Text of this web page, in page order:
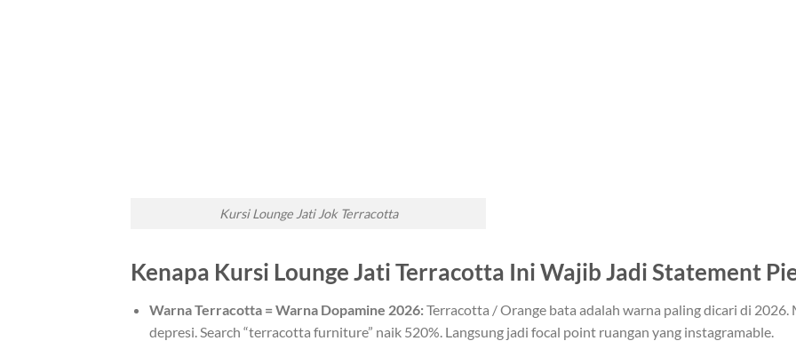
Kursi Lounge Jati Jok Terracotta
Kenapa Kursi Lounge Jati Terracotta Ini Wajib Jadi Statement
Warna Terracotta = Warna Dopamine 2026:Terracotta / Orange bata adalah warna paling dicari di 2026.
depresi. Search “terracotta furniture” naik 520%. Langsung jadi focal point ruangan yang instagramable.